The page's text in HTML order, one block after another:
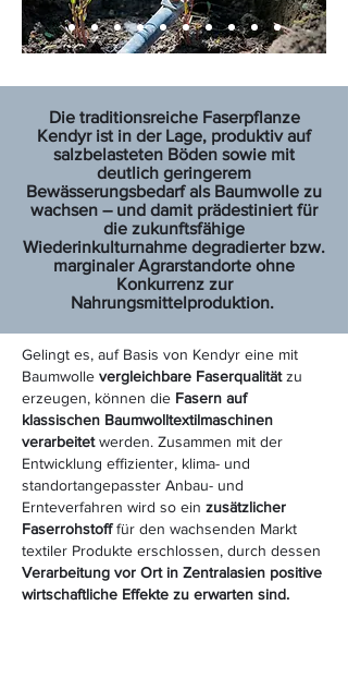
Die traditionsreiche Faserpflanze
Kendyr ist in der Lage, produktiv auf
salzbelasteten Böden sowie mit
deutlich geringerem
Bewässerungsbedarf als Baumwolle zu
wachsen – und damit prädestiniert für
die zukunftsfähige
Wiederinkulturnahme degradierter bzw.
marginaler Agrarstandorte ohne
Konkurrenz zur
Nahrungsmittelproduktion.
Gelingt es, auf Basis von Kendyr eine mit
Baumwolle vergleichbare Faserqualitätzu
erzeugen, können die Fasern auf
klassischen Baumwolltextilmaschinen
verarbeitetwerden. Zusammen mit der
Entwicklung effizienter, klima- und
standortangepasster Anbau- und
Ernteverfahren wird so ein zusätzlicher
Faserrohstofffür den wachsenden Markt
textiler Produkte erschlossen, durch dessen
Verarbeitung vor Ort in Zentralasien positive
wirtschaftliche Effekte zu erwarten sind.